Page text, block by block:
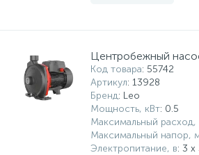
Центробежный
Код товара: 55742
Артикул: 13928
Бренд: Leo
Мощность, кВт: 0.5
Максимальный расход,
Максимальный напор,
Электропитание, в: 3 х